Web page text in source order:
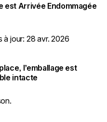
est Arrivée Endommagée
à jour: 28 avr. 2026
l’emballage est
intacte